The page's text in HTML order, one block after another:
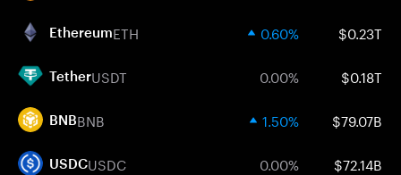
EthereumETH 0.60% $0.23T
TetherUSDT 0.00% $0.18T
BNBBNB 1.50% $79.07B
USDCUSDC 0.00% $72.14B